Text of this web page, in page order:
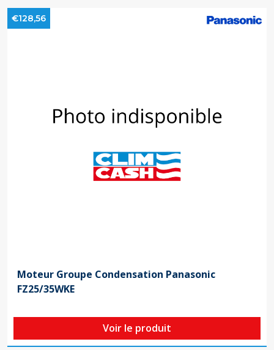
€128,56
Moteur Groupe Condensation Panasonic
FZ25/35WKE
Voir le produit